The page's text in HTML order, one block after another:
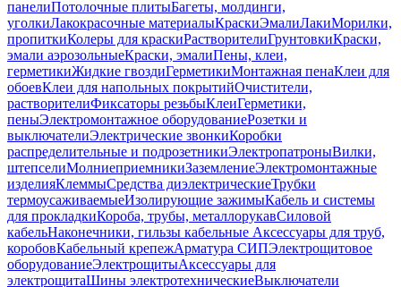
панелиПотолочные плитыБагеты, молдинги,
уголкиЛакокрасочные материалыКраскиЭмалиЛакиМорилки,
пропиткиКолеры для краскиРастворителиГрунтовкиКраски,
эмали аэрозольныеКраски, эмалиПены, клеи,
герметикиЖидкие гвоздиГерметикиМонтажная пенаКлеи для
обоевКлеи для напольных покрытийОчистители,
растворителиФиксаторы резьбыКлеиГерметики,
пеныЭлектромонтажное оборудованиеРозетки и
выключателиЭлектрические звонкиКоробки
распределительные и подрозетникиЭлектропатроныВилки,
штепселиМолниеприемникиЗаземлениеЭлектромонтажные
изделияКлеммыСредства диэлектрическиеТрубки
термоусаживаемыеИзолирующие зажимыКабель и системы
для прокладкиКороба, трубы, металлорукавСиловой
кабельНаконечники, гильзы кабельные Аксессуары для труб,
коробовКабельный крепежАрматура СИПЭлектрощитовое
оборудованиеЭлектрощитыАксессуары для
электрощитаШины электротехническиеВыключатели